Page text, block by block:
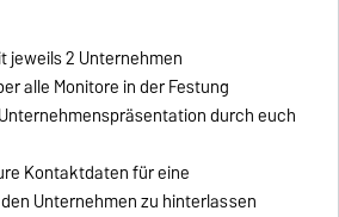
jeweils 2 Unternehmen
alle Monitore in der Festung
durch euch
Kontaktdaten für eine
Unternehmen zu hinterlassen